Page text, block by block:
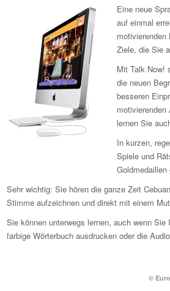
Eine neue
auf einmal
Ziele, die Sie
Mit Talk Now!
die neuen
besseren
lernen Sie
In kurzen,
Spiele und
Goldmedaillen
Sehr wichtig: Sie hören die ganze Zeit
Stimme aufzeichnen und direkt mit einem
Sie können unterwegs lernen, auch wenn
farbige Wörterbuch ausdrucken oder die
©